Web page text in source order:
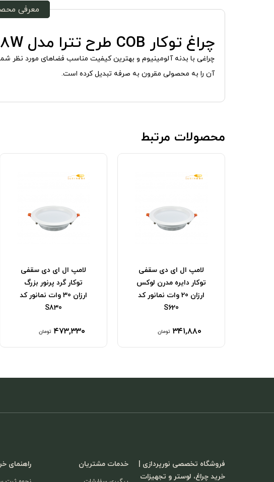
معرفی
چراغ توکار COB طرح تترا مدل FEC-348-18W
چراغی با بدنه آلومینیوم و بهترین کیفیت مناسب فضاهای مورد نظر
آن را به محصولی مقرون به صرفه تبدیل کرده است.
محصولات مرتبط
لامپ ال ای دی سقفی
توکار گرد پرنور بزرگ
ارزان 30 وات نمانور کد
S830
۴۷۳,۳۳۰ تومان
مدرن پرنور بزرگ
سیلندری ارزان 30 وات
داتیس کد FAMA-30W
تومان
فروشگاه تخصصی نورپردازی |
خرید چراغ، لوستر و تجهیزات
خدمات مشتریان راهنمای